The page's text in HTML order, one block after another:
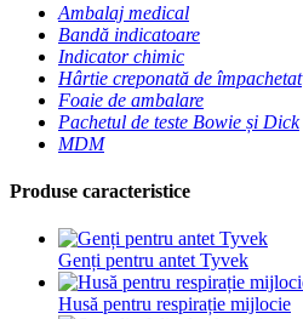
Ambalaj medical
Bandă indicatoare
Indicator chimic
Hârtie creponată de împachetat
Foaie de ambalare
Pachetul de teste Bowie și Dick
MDM
Produse caracteristice
Genți pentru antet Tyvek
Husă pentru respirație mijlocie